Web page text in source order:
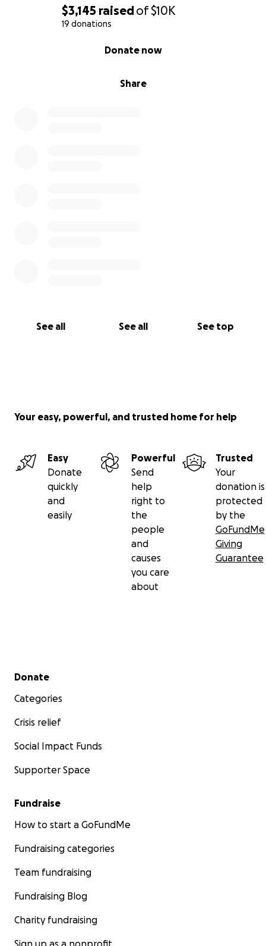
$3,145 raisedof$10K
19 donations
Share
Donate now
See all See all See top
Your easy, powerful, and trusted home for help
Easy
Donate
quickly
and
easily
Powerful
Send
help
right to
the
people
and
causes
you care
about
Trusted
Your
donation is
protected
by the
GoFundMe
Giving
Guarantee
Secondary menu
Donate
Categories
Crisis relief
Social Impact Funds
Supporter Space
Fundraise
How to start a GoFundMe
Fundraising categories
Team fundraising
Fundraising Blog
Charity fundraising
Sign up as a nonprofit